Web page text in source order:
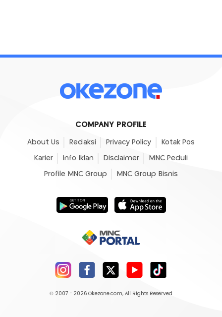
COMPANY PROFILE
About Us Redaksi Privacy Policy Kotak Pos
Karier Info Iklan Disclaimer MNC Peduli
Profile MNC Group MNC Group Bisnis
© 2007 - 2026 Okezone.com, All Rights Reserved